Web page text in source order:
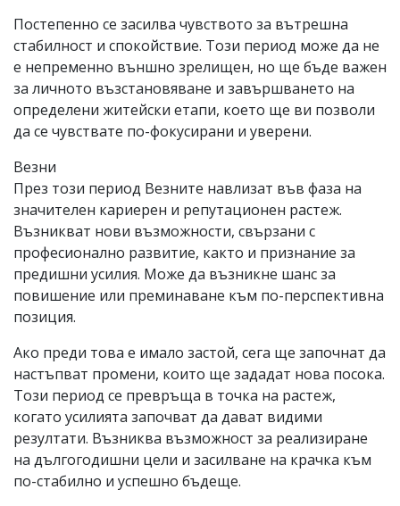
Постепенно се засилва чувството за вътрешна
стабилност и спокойствие. Този период може да не
е непременно външно зрелищен, но ще бъде важен
за личното възстановяване и завършването на
определени житейски етапи, което ще ви позволи
да се чувствате по-фокусирани и уверени.
Везни
През този период Везните навлизат във фаза на
значителен кариерен и репутационен растеж.
Възникват нови възможности, свързани с
професионално развитие, както и признание за
предишни усилия. Може да възникне шанс за
повишение или преминаване към по-перспективна
позиция.
Ако преди това е имало застой, сега ще започнат да
настъпват промени, които ще зададат нова посока.
Този период се превръща в точка на растеж,
когато усилията започват да дават видими
резултати. Възниква възможност за реализиране
на дългогодишни цели и засилване на крачка към
по-стабилно и успешно бъдеще.